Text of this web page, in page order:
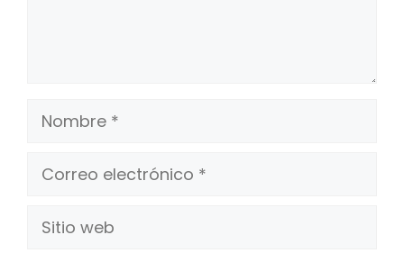
Nombre
Correo
electrónico
Sitio
web